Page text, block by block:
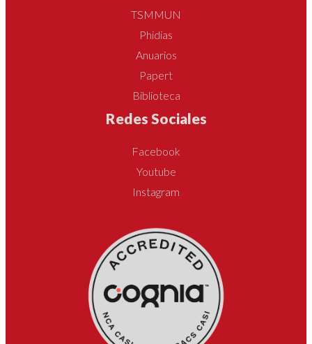
TSMMUN
Phidias
Anuarios
Papert
Biblioteca
Redes Sociales
Facebook
Youtube
Instagram